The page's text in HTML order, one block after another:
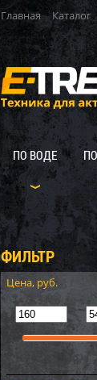
Главная Каталог
ПО ВОДЕ
ФИЛЬТР
Цена, руб.